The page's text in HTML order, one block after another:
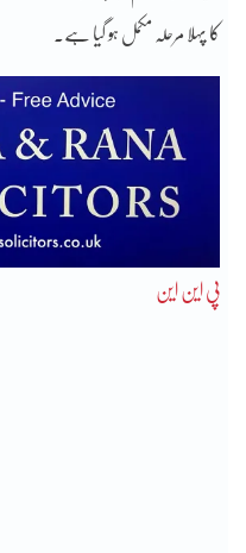
کا پہلا مرحلہ مکمل ہو گیا ہے۔
پی این این